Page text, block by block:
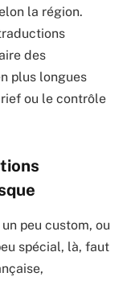
la région.
des
plus longues
ou le contrôle
peu custom, ou
spécial, là, faut